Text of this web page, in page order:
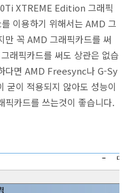
XTREME Edition 그래픽
이용하기 위해서는 AMD 그
만 꼭 AMD 그래픽카드를 써
래픽카드를 써도 상관은 없습
다면 AMD Freesync나 G-Sy
굳이 적용되지 않아도 성능이
픽카드를 쓰는것이 좋습니다.